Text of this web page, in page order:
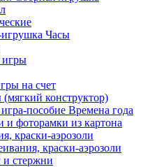
игрушка Часы
игры
на счет
конструктор)
пособие Времена года
фоторамки из картона
краски-аэрозоли
краски-аэрозоли
и стержни